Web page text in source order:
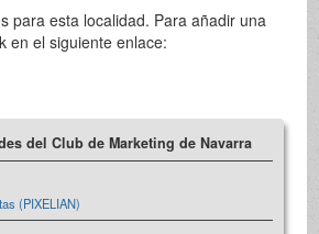
para esta localidad. Para añadir una
en el siguiente enlace:
del Club de Marketing de Navarra
(PIXELIAN)